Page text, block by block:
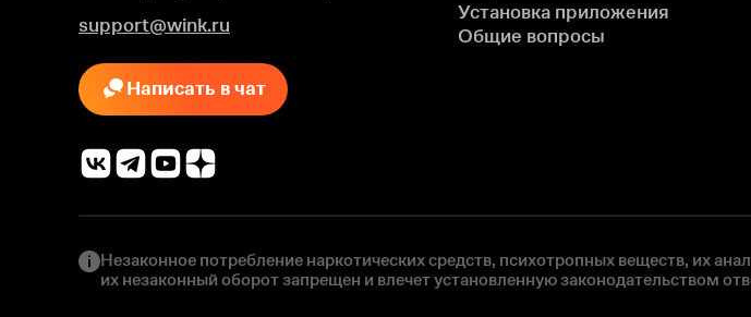
support@wink.ru
Написать в чат
Установка приложения
Общие вопросы
Незаконное потребление наркотических средств, психотропных веществ, их
их незаконный оборот запрещен и влечет установленную законодательством